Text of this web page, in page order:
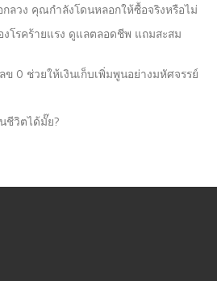
ลวง คุณกำลังโดนหลอกให้ซื้อจริงหรือไม่
โรคร้ายแรง ดูแลตลอดชีพ แถมสะสม
ข 0 ช่วยให้เงินเก็บเพิ่มพูนอย่างมหัศจรรย์
ชีวิตได้มั๊ย?